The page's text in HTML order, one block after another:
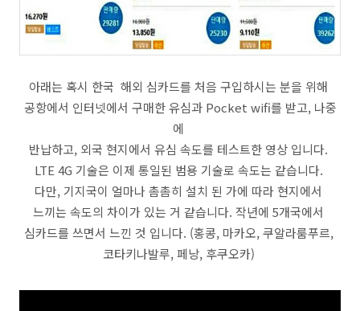
아래는 혹시 한국 해외 심카드를 처음 구입하시는 분을 위해
공항에서 인터넷에서 구매한 유심과 Pocket wifi를 받고, 나중
에
반납하고, 외국 현지에서 유심 속도를 테스트한 영상 입니다.
LTE 4G 기술은 이제 통일된 범용 기술로 속도는 같습니다.
다만, 기지국이 얼마나 촘촘히 설치 된 가에 따라 현지에서
느끼는 속도의 차이가 있는 거 같습니다. 작년에 5개국에서
심카드를 쓰면서 느낀 것 입니다. (홍콩, 마카오, 쿠알라룸푸르,
코타키나발루, 페낭, 후쿠오카)